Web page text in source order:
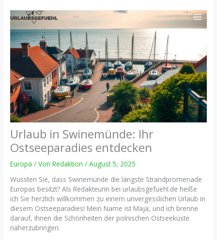
Inhalt
Urlaub in Swinemünde: Ihr
Ostseeparadies entdecken
Europa / VonRedaktion/August 5, 2025
Wussten Sie, dass Swinemünde die längste Strandpromenade
Europas besitzt? Als Redakteurin bei urlaubsgefuehl.de heiße
ich Sie herzlich willkommen zu einem unvergesslichen Urlaub in
diesem Ostseeparadies! Mein Name ist Maja, und ich brenne
darauf, Ihnen die Schönheiten der polnischen Ostseeküste
näherzubringen.